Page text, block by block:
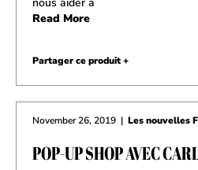
Read More
Partager ce produit +
November 26, 2019 | Les nouvelles
POP-UP SHOP AVEC